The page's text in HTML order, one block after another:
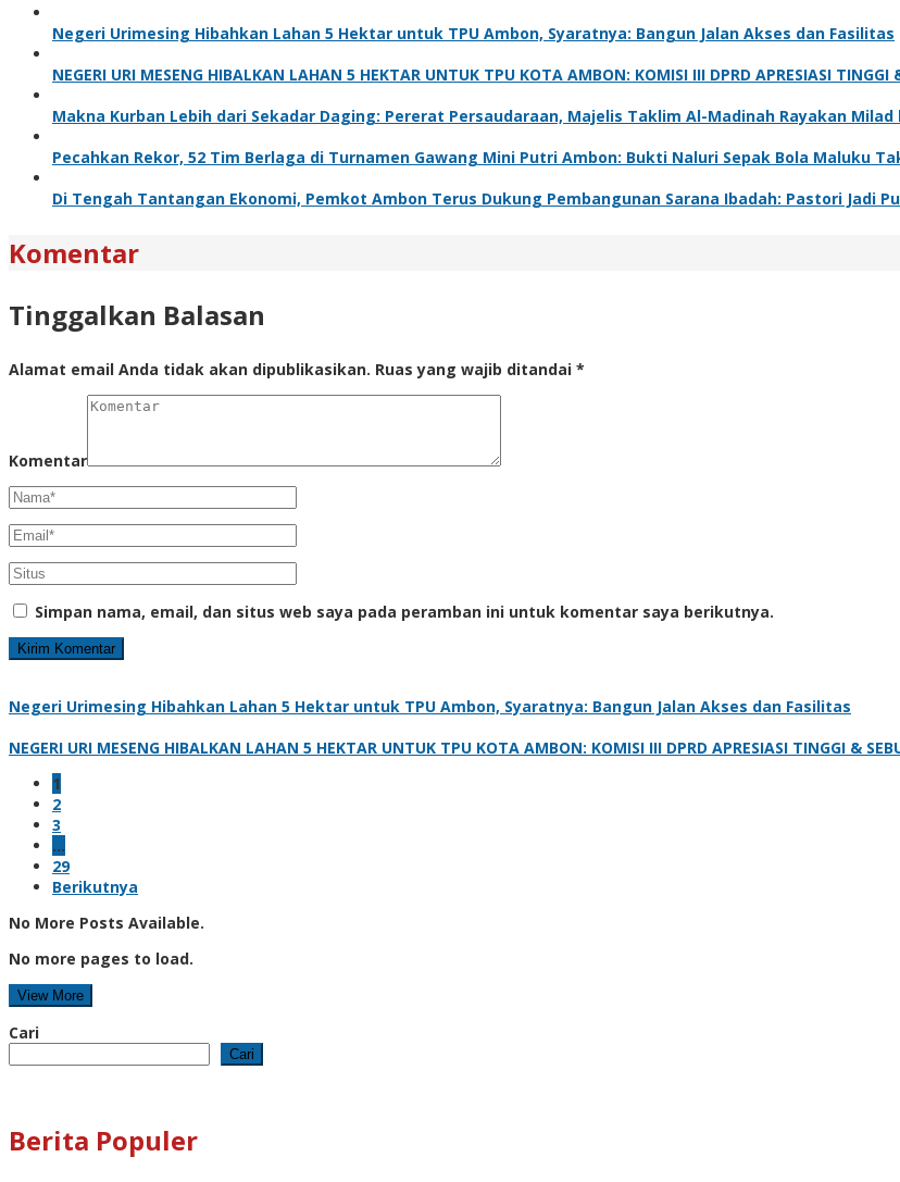
Negeri Urimesing Hibahkan Lahan 5 Hektar untuk TPU Ambon, Syaratnya: Bangun Jalan Akses dan Fasilitas
NEGERI URI MESENG HIBALKAN LAHAN 5 HEKTAR UNTUK TPU KOTA AMBON: KOMISI III DPRD APRESIASI TINGGI
Makna Kurban Lebih dari Sekadar Daging: Pererat Persaudaraan, Majelis Taklim Al-Madinah Rayakan
Pecahkan Rekor, 52 Tim Berlaga di Turnamen Gawang Mini Putri Ambon: Bukti Naluri Sepak Bola Maluku
Di Tengah Tantangan Ekonomi, Pemkot Ambon Terus Dukung Pembangunan Sarana Ibadah: Pastori Jadi
Komentar
Tinggalkan Balasan
Alamat email Anda tidak akan dipublikasikan. Ruas yang wajib ditandai *
Komentar
Simpan nama, email, dan situs web saya pada peramban ini untuk komentar saya berikutnya.
Negeri Urimesing Hibahkan Lahan 5 Hektar untuk TPU Ambon, Syaratnya: Bangun Jalan Akses dan Fasilitas
NEGERI URI MESENG HIBALKAN LAHAN 5 HEKTAR UNTUK TPU KOTA AMBON: KOMISI III DPRD APRESIASI TINGGI &
1
2
3
…
29
Berikutnya
No More Posts Available.
No more pages to load.
View More
Cari
Cari
Berita Populer